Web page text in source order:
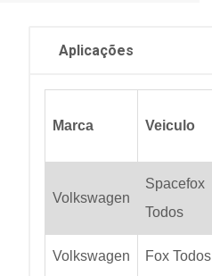
Aplicações
Marca Veiculo
Volkswagen
Spacefox
Todos
Volkswagen Fox Todos